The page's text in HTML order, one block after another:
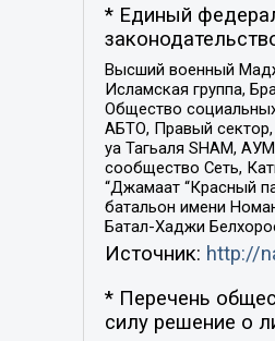
* Единый
Высший военный
Исламская группа,
Общество
АБТО, Правый
уа Тагьаля SHAM,
сообщество Сеть,
“Джамаат “Красный
батальон имени
Батал-Хаджи
Источник: http://
* Перечень
силу решение о